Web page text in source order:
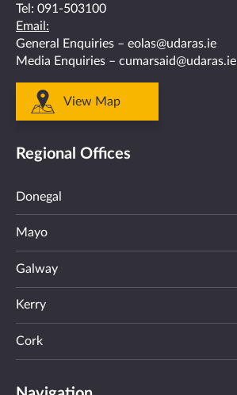
Tel: 091-503100
Email:
General Enquiries – eolas@udaras.ie
Media Enquiries – cumarsaid@udaras.ie
View Map
Regional Offices
Donegal
Mayo
Galway
Kerry
Cork